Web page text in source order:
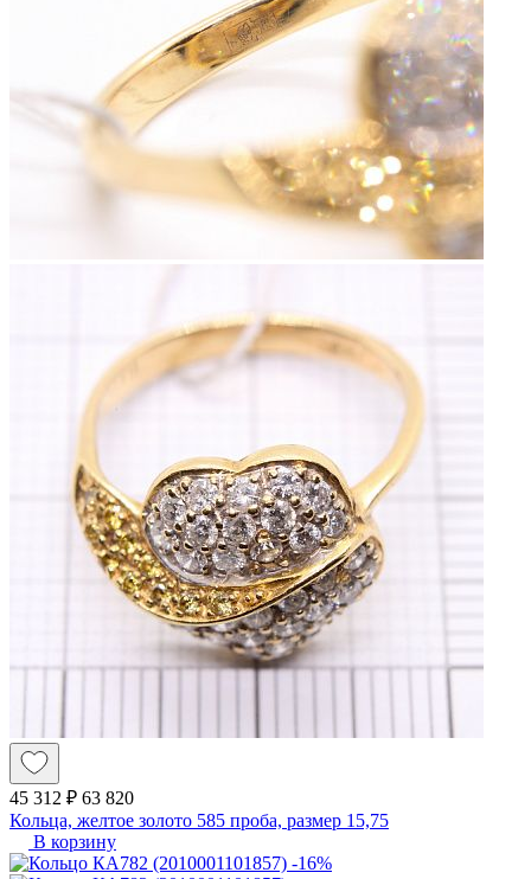
45 312 ₽ 63 820
Кольца, желтое золото 585 проба, размер 15,75
В корзину
-16%